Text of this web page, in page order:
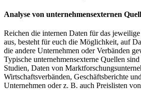
Analyse von unternehmensexternen
Reichen die internen Daten für das
aus, besteht für euch die Möglichkeit, auf
die andere Unternehmen oder Verbänden
Typische unternehmensexterne Quellen sind
Studien, Daten von
Wirtschaftsverbänden, Geschäftsberichte
Unternehmen oder z. B. auch Preislisten